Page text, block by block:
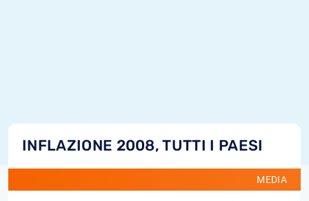
INFLAZIONE 2008, TUTTI I PAESI
MEDIA